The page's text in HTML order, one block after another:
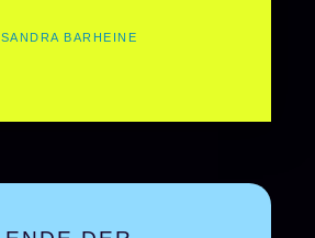
SANDRA BARHEINE